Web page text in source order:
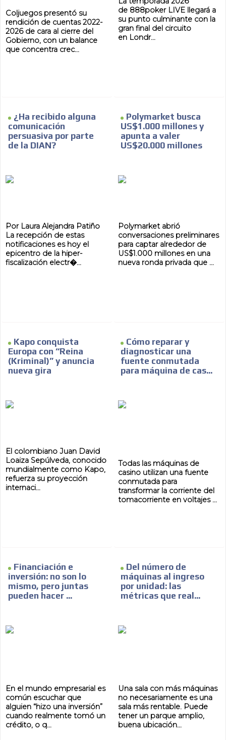
Coljuegos presentó su
rendición de cuentas 2022-
2026 de cara al cierre del
Gobierno, con un balance
que concentra crec...
de 888poker LIVE llegará a
su punto culminante con la
gran final del circuito
en Londr...
¿Ha recibido alguna
comunicación
persuasiva por parte
de la DIAN?
Por Laura Alejandra Patiño
La recepción de estas
notificaciones es hoy el
epicentro de la hiper-
fiscalización electr�...
Polymarket busca
US$1.000 millones y
apunta a valer
US$20.000 millones
Polymarket abrió
conversaciones preliminares
para captar alrededor de
US$1.000 millones en una
nueva ronda privada que ...
Kapo conquista
Europa con “Reina
(Kriminal)” y anuncia
nueva gira
El colombiano Juan David
Loaiza Sepúlveda, conocido
mundialmente como Kapo,
refuerza su proyección
internaci...
Cómo reparar y
diagnosticar una
fuente conmutada
para máquina de cas...
Todas las máquinas de
casino utilizan una fuente
conmutada para
transformar la corriente del
tomacorriente en voltajes ...
Financiación e
inversión: no son lo
mismo, pero juntas
pueden hacer ...
En el mundo empresarial es
común escuchar que
alguien “hizo una inversión”
cuando realmente tomó un
crédito, o q...
Del número de
máquinas al ingreso
por unidad: las
métricas que real...
Una sala con más máquinas
no necesariamente es una
sala más rentable. Puede
tener un parque amplio,
buena ubicación...